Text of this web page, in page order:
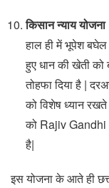
किसान न्याय योजना
हाल ही में भूपेश
हुए धान की खेती
तोहफा दिया है |
को विशेष ध्यान
को Rajiv Gandhi
है|
इस योजना के आते ही